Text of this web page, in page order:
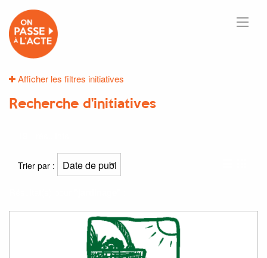
Afficher les filtres initiatives
Recherche d'initiatives
Trier par :